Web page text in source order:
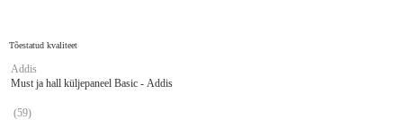
Tõestatud kvaliteet
Addis
Must ja hall küljepaneel Basic - Addis
(59)